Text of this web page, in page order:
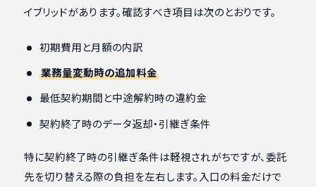
イブリッドがあります。確認すべき項目は次のとおりです。
初期費用と月額の内訳
業務量変動時の追加料金
最低契約期間と中途解約時の違約金
契約終了時のデータ返却・引継ぎ条件
特に契約終了時の引継ぎ条件は軽視されがちですが、委託
先を切り替える際の負担を左右します。入口の料金だけで